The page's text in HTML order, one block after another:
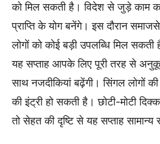
को मिल सकती है। विदेश से जुड़े काम
प्राप्ति के योग बनेंगे। इस दौरान
लोगों को कोई बड़ी उपलब्धि मिल सकती
यह सप्ताह आपके लिए पूरी तरह से
साथ नजदीकियां बढ़ेंगी। सिंगल लोगों
की इंट्री हो सकती है। छोटी-मोटी
तो सेहत की दृष्टि से यह सप्ताह सामान्य